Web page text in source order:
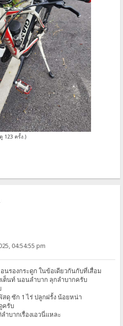
123 ครั้ง.)
04:54:55 pm
นรองกระดูก ในข้อเดียวกันกับที่เสื่อม
ต็นท์ นอนลำบาก ลุกลำบากครับ
ดุ ซัก 1 ไร่ ปลูกฝรั้ง น้อยหน่า
ครับ
ำบากเรื่องเอวนี่แหละ